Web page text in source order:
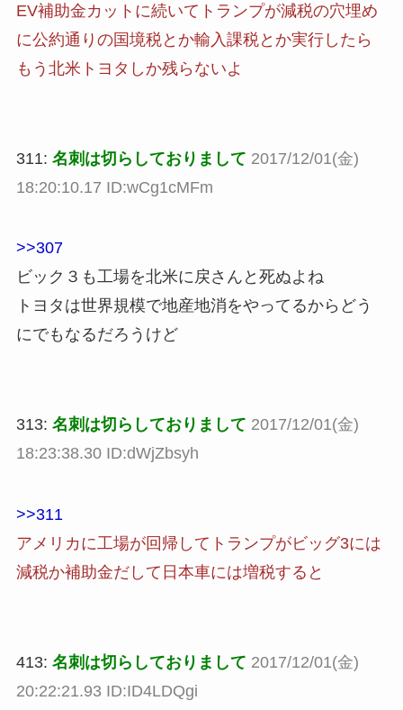
EV補助金カットに続いてトランプが減税の穴埋め
に公約通りの国境税とか輸入課税とか実行したら
もう北米トヨタしか残らないよ
311: 名刺は切らしておりまして 2017/12/01(金)
18:20:10.17 ID:wCg1cMFm
>>307
ビック３も工場を北米に戻さんと死ぬよね
トヨタは世界規模で地産地消をやってるからどう
にでもなるだろうけど
313: 名刺は切らしておりまして 2017/12/01(金)
18:23:38.30 ID:dWjZbsyh
>>311
アメリカに工場が回帰してトランプがビッグ3には
減税か補助金だして日本車には増税すると
413: 名刺は切らしておりまして 2017/12/01(金)
20:22:21.93 ID:ID4LDQgi